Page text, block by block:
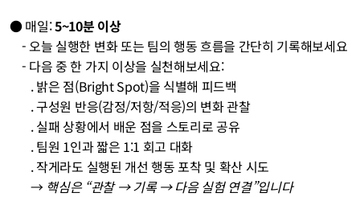
● 매일: 5~10분 이상
    - 오늘 실행한 변화 또는 팀의 행동 흐름을 간단히 기록해보세요
    - 다음 중 한 가지 이상을 실천해보세요:
       . 밝은 점(Bright Spot)을 식별해 피드백
       . 구성원 반응(감정/저항/적응)의 변화 관찰
       . 실패 상황에서 배운 점을 스토리로 공유
       . 팀원 1인과 짧은 1:1 회고 대화
       . 작게라도 실행된 개선 행동 포착 및 확산 시도
       →
핵심은 “관찰 → 기록 → 다음 실험 연결”입니다